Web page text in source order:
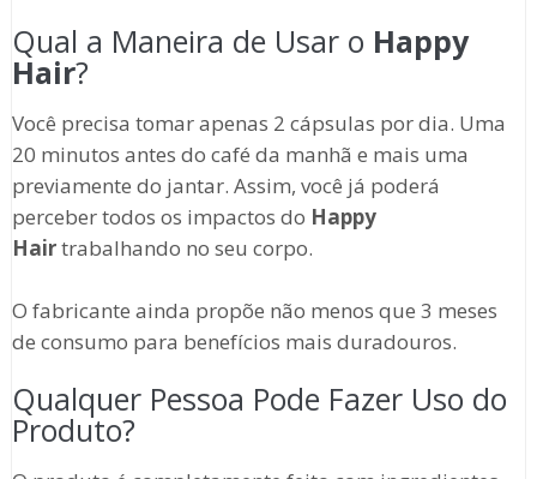
Qual a Maneira de Usar o Happy
Hair?
Você precisa tomar apenas 2 cápsulas por dia. Uma
20 minutos antes do café da manhã e mais uma
previamente do jantar. Assim, você já poderá
perceber todos os impactos do Happy
Hairtrabalhando no seu corpo.
O fabricante ainda propõe não menos que 3 meses
de consumo para benefícios mais duradouros.
Qualquer Pessoa Pode Fazer Uso do
Produto?